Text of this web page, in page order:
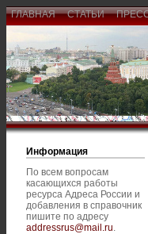
ГЛАВНАЯ СТАТЬИ
Информация
По всем вопросам
касающихся работы
ресурса Адреса России и
добавления в справочник
пишите по адресу
addressrus@mail.ru.